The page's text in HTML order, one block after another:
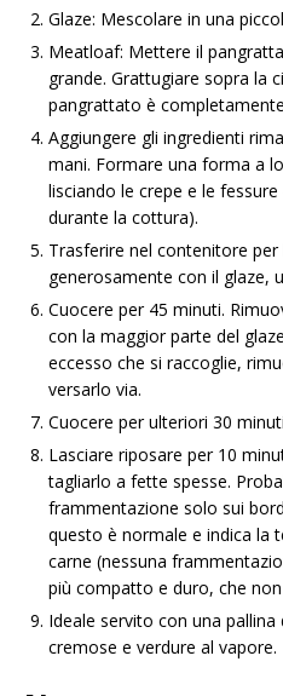
Glaze: Mescolare in una
Meatloaf: Mettere il
grande. Grattugiare sopra la
pangrattato è
Aggiungere gli ingredienti
mani. Formare una forma a
lisciando le crepe e le
durante la cottura).
Trasferire nel contenitore per
generosamente con il glaze,
Cuocere per 45 minuti.
con la maggior parte del
eccesso che si raccoglie,
versarlo via.
Cuocere per ulteriori 30
Lasciare riposare per 10
tagliarlo a fette spesse.
frammentazione solo sui
questo è normale e indica la
carne (nessuna
più compatto e duro, che
Ideale servito con una
cremose e verdure al vapore.